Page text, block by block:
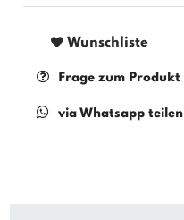
Wunschliste
Frage zum Produkt
via Whatsapp teilen